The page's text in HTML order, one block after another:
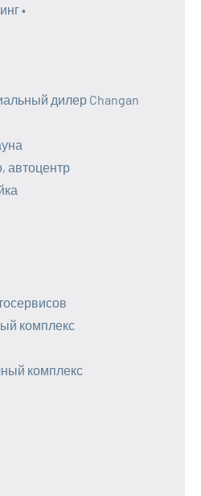
•
дилер Changan
автоцентр
комплекс
комплекс